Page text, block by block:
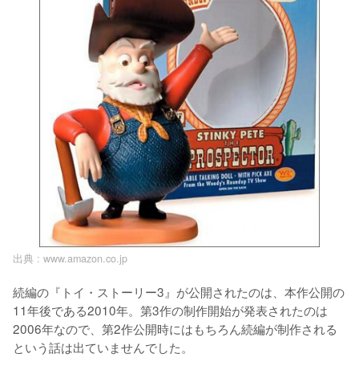
出典 : www.amazon.co.jp
続編の『トイ・ストーリー3』が公開されたのは、本作公開の
11年後である2010年。第3作の制作開始が発表されたのは
2006年なので、第2作公開時にはもちろん続編が制作される
という話は出ていませんでした。